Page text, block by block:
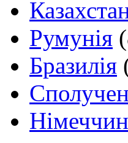
Румунія
Бразилія